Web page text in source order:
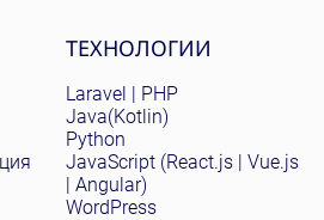
ТЕХНОЛОГИИ
Laravel | PHP
Java(Kotlin)
Python
JavaScript (React.js | Vue.js
| Angular)
WordPress